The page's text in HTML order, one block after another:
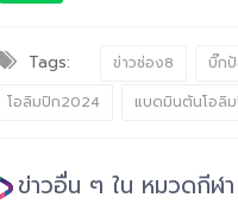
Tags: ข่าวช่อง8 บิ๊ก
โอลิมปิก2024
แบดมินตันโอลิ
ข่าวอื่น ๆ ใน หมวดกีฬา